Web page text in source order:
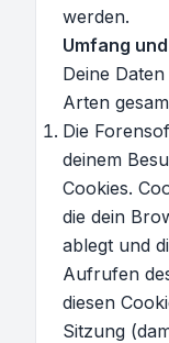
werden.
Umfang
Deine
Arten
Die
deinem
Cookies.
die dein
ablegt und
Aufrufen
diesen
Sitzung